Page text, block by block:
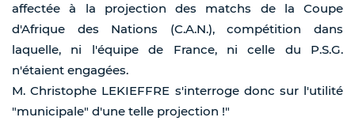
affectée à la projection des matchs de la Coupe
d'Afrique des Nations (C.A.N.), compétition dans
laquelle, ni l'équipe de France, ni celle du P.S.G.
n'étaient engagées.
M. Christophe LEKIEFFRE s'interroge donc sur l'utilité
"municipale" d'une telle projection !"